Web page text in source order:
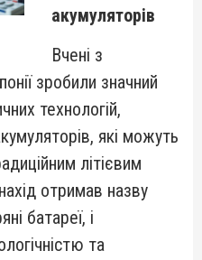
акумуляторів
Вчені з
зробили значний
технологій,
які можуть
літієвим
отримав назву
батареї, і
та